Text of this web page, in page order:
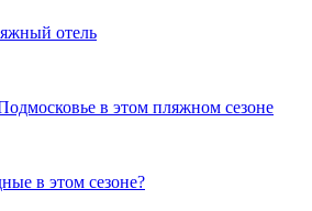
отель
в этом пляжном сезоне
в этом сезоне?